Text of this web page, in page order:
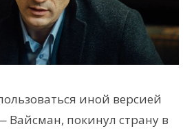
иной версией
покинул страну в